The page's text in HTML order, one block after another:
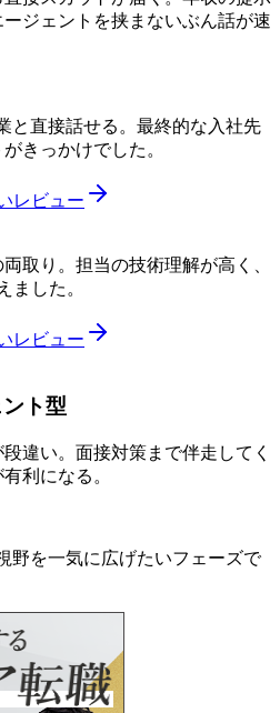
ジェントを挟まないぶん話が速
と直接話せる。最終的な入社先
きっかけでした。
レビュー
取り。担当の技術理解が高く、
ました。
レビュー
ト型
違い。面接対策まで伴走してく
利になる。
野を一気に広げたいフェーズで